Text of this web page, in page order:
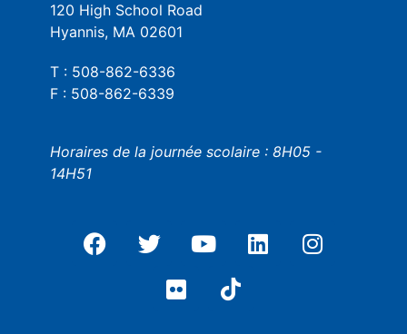
120 High School Road
Hyannis, MA 02601
T : 508-862-6336
F : 508-862-6339
Horaires de la journée scolaire : 8H05 -
14H51